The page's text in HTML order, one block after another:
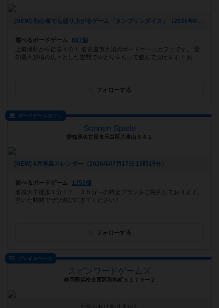
[NEW] 初心者でも盛り上がるゲーム「タンブリンダイス」（2026年07月17日 14時05分）
遊べるボードゲーム
697個
上前津駅から徒歩４分！ 名古屋市大須のボードゲームカフェです。 愛
知最大規模の広々とした空間でゆとりをもって遊んで頂けます！ お...
フォローする
ボードゲームカフェ
Sonnen Spiele
愛知県名古屋市天白区八事山６４１
[NEW] 8月営業カレンダー（2026年07月17日 13時19分）
遊べるボードゲーム
1353個
名城大学徒歩１分！！ ３０分～の料金プランをご用意しております。
空いた時間でぜひ遊びにきてください！
フォローする
プレイスペース
スピンワードゲームズ
静岡県浜松市西区和地町５１７９ー２
お知らせはありません